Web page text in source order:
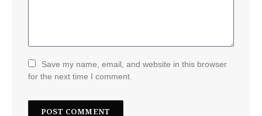
Save my name, email, and website in this browser
for the next time I comment.